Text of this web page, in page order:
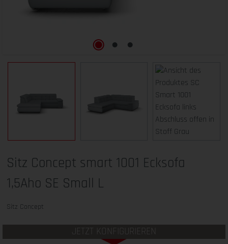
Sitz Concept smart 1001 Ecksofa
1,5Aho SE Small L
Sitz Concept
JETZT KONFIGURIEREN